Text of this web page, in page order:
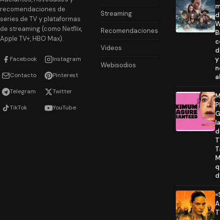
recomendaciones de
series de TV y plataformas
de streaming (como Netflix,
Apple TV+, HBO Max).
Facebook Instagram
Contacto Pinterest
Telegram Twitter
TikTok YouTube
Streaming
Recomendaciones
Videos
Webisodios
y